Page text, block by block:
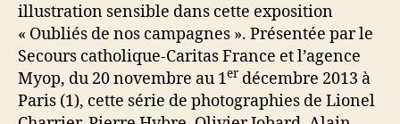
illustration sensible dans cette exposition
« Oubliés de nos campagnes ». Présentée par le
Secours catholique-Caritas France et l’agence
Myop, du 20 novembre au 1er décembre 2013 à
Paris (1), cette série de photographies de Lionel